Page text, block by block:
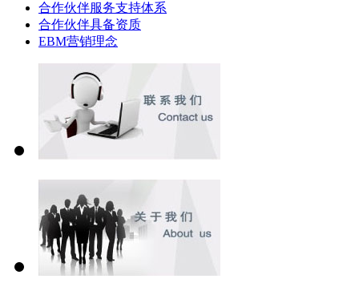
合作伙伴服务支持体系
合作伙伴具备资质
EBM营销理念